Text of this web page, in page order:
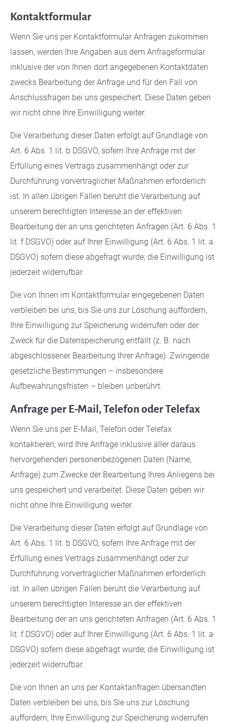
Kontaktformular
Wenn Sie uns per Kontaktformular Anfragen zukommen
lassen, werden Ihre Angaben aus dem Anfrageformular
inklusive der von Ihnen dort angegebenen Kontaktdaten
zwecks Bearbeitung der Anfrage und für den Fall von
Anschlussfragen bei uns gespeichert. Diese Daten geben
wir nicht ohne Ihre Einwilligung weiter.
Die Verarbeitung dieser Daten erfolgt auf Grundlage von
Art. 6 Abs. 1 lit. b DSGVO, sofern Ihre Anfrage mit der
Erfüllung eines Vertrags zusammenhängt oder zur
Durchführung vorvertraglicher Maßnahmen erforderlich
ist. In allen übrigen Fällen beruht die Verarbeitung auf
unserem berechtigten Interesse an der effektiven
Bearbeitung der an uns gerichteten Anfragen (Art. 6 Abs. 1
lit. f DSGVO) oder auf Ihrer Einwilligung (Art. 6 Abs. 1 lit. a
DSGVO) sofern diese abgefragt wurde; die Einwilligung ist
jederzeit widerrufbar.
Die von Ihnen im Kontaktformular eingegebenen Daten
verbleiben bei uns, bis Sie uns zur Löschung auffordern,
Ihre Einwilligung zur Speicherung widerrufen oder der
Zweck für die Datenspeicherung entfällt (z. B. nach
abgeschlossener Bearbeitung Ihrer Anfrage). Zwingende
gesetzliche Bestimmungen – insbesondere
Aufbewahrungsfristen – bleiben unberührt.
Anfrage per E-Mail, Telefon oder Telefax
Wenn Sie uns per E-Mail, Telefon oder Telefax
kontaktieren, wird Ihre Anfrage inklusive aller daraus
hervorgehenden personenbezogenen Daten (Name,
Anfrage) zum Zwecke der Bearbeitung Ihres Anliegens bei
uns gespeichert und verarbeitet. Diese Daten geben wir
nicht ohne Ihre Einwilligung weiter.
Die Verarbeitung dieser Daten erfolgt auf Grundlage von
Art. 6 Abs. 1 lit. b DSGVO, sofern Ihre Anfrage mit der
Erfüllung eines Vertrags zusammenhängt oder zur
Durchführung vorvertraglicher Maßnahmen erforderlich
ist. In allen übrigen Fällen beruht die Verarbeitung auf
unserem berechtigten Interesse an der effektiven
Bearbeitung der an uns gerichteten Anfragen (Art. 6 Abs. 1
lit. f DSGVO) oder auf Ihrer Einwilligung (Art. 6 Abs. 1 lit. a
DSGVO) sofern diese abgefragt wurde; die Einwilligung ist
jederzeit widerrufbar.
Die von Ihnen an uns per Kontaktanfragen übersandten
Daten verbleiben bei uns, bis Sie uns zur Löschung
auffordern, Ihre Einwilligung zur Speicherung widerrufen